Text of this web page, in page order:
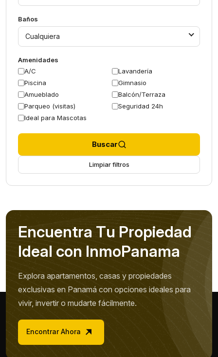
Baños
Cualquiera
Amenidades
A/C
Lavandería
Piscina
Gimnasio
Amueblado
Balcón/Terraza
Parqueo (visitas)
Seguridad 24h
Ideal para Mascotas
Buscar
Limpiar filtros
Encuentra Tu Propiedad
Ideal con InmoPanama
Explora apartamentos, casas y propiedades
exclusivas en Panamá con opciones ideales para
vivir, invertir o mudarte fácilmente.
Encontrar Ahora